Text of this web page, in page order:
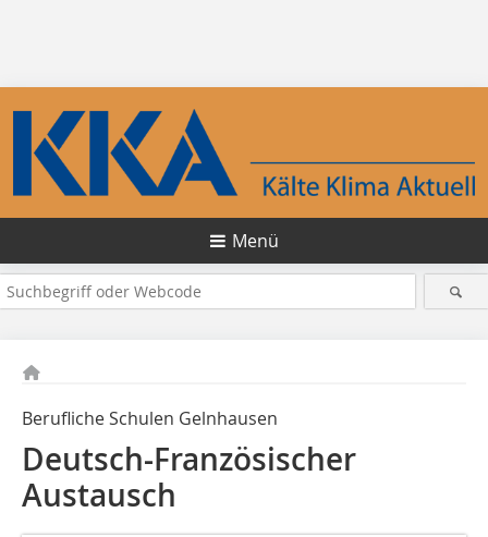
Menü
Berufliche Schulen Gelnhausen
Deutsch-Französischer
Austausch